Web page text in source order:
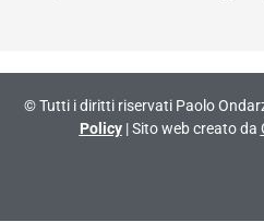
© Tutti i diritti riservati Paolo
Policy| Sito web creato da